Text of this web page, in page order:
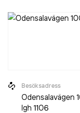
Besöksadress
Odensalavägen
lgh 1106